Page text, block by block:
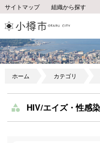
サイトマップ 組織から探す
ホーム カテゴリ
HIV/エイズ・性感